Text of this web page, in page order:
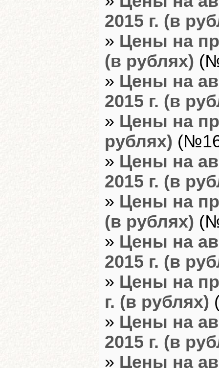
2015 г. (в
» Цены на
(в рублях)
» Цены на
2015 г. (в
» Цены на
рублях)
» Цены на
2015 г. (в
» Цены на
(в рублях)
» Цены на
2015 г. (в
» Цены на
г. (в рублях)
» Цены на
2015 г. (в
» Цены на